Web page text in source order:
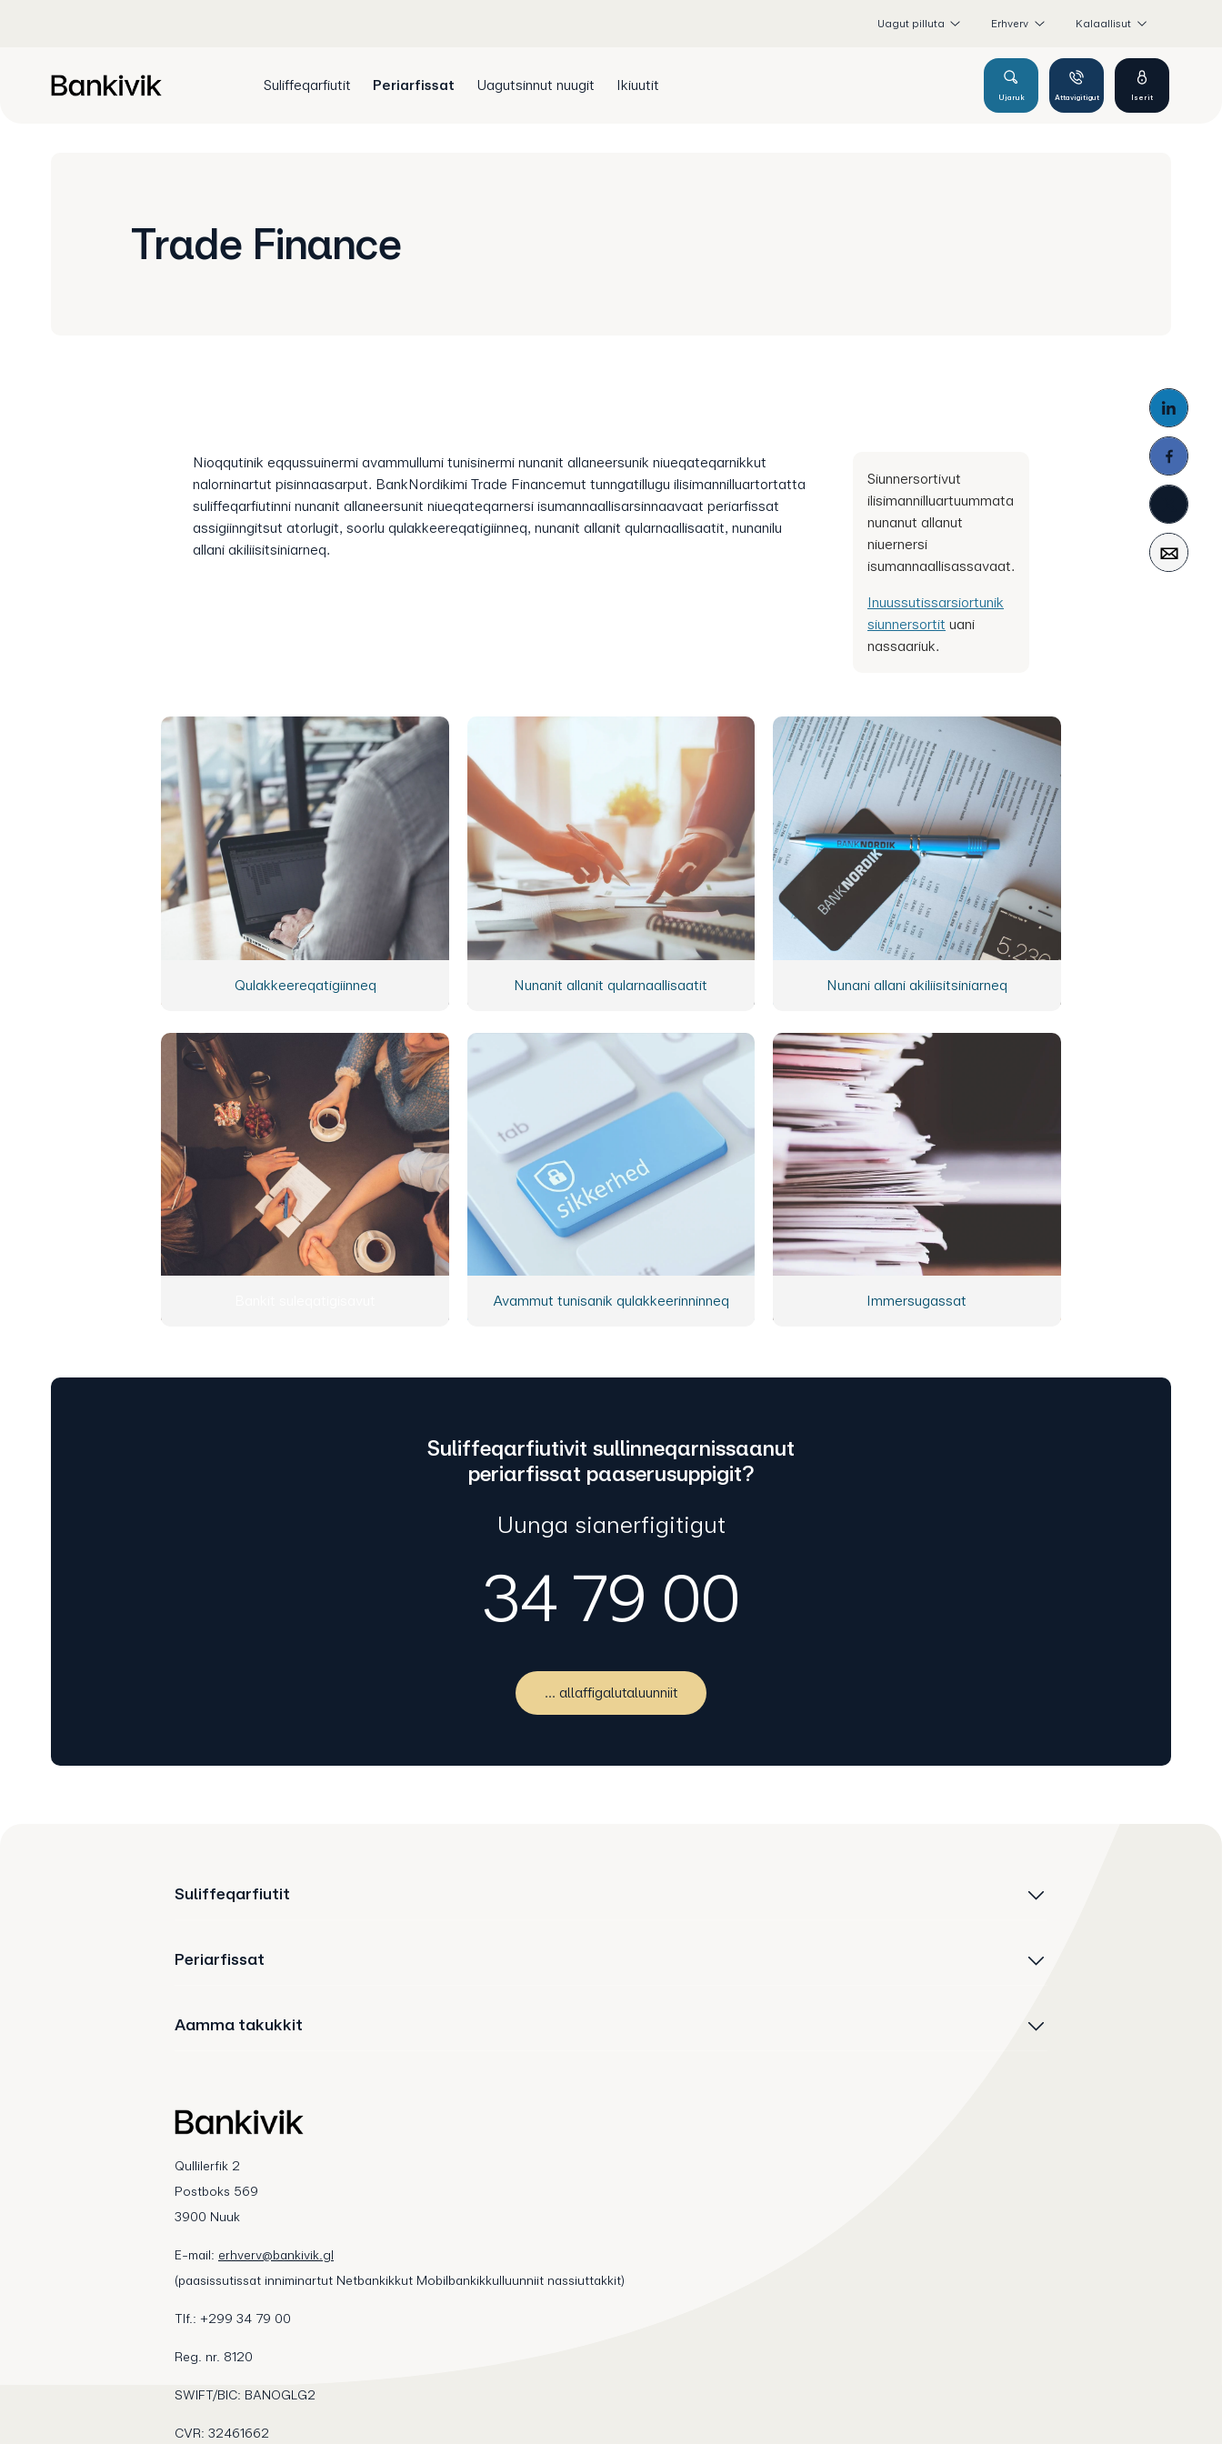
Uagut pilluta Erhverv Kalaallisut
Suliffeqarfiutit Periarfissat Uagutsinnut nuugit Ikiuutit
Ujaruk Attavigitigut Iserit
Trade Finance
Nioqqutinik eqqussuinermi avammullumi tunisinermi nunanit allaneersunik niueqateqarnikkut
nalorninartut pisinnaasarput. BankNordikimi Trade Financemut tunngatillugu ilisimannilluartortatta
suliffeqarfiutinni nunanit allaneersunit niueqateqarnersi isumannaallisarsinnaavaat periarfissat
assigiinngitsut atorlugit, soorlu qulakkeereqatigiinneq, nunanit allanit qularnaallisaatit, nunanilu
allani akiliisitsiniarneq.
Siunnersortivut
ilisimannilluartuummata
nunanut allanut
niuernersi
isumannaallisassavaat.
Inuussutissarsiortunik
siunnersortit uani
nassaariuk.
Qulakkeereqatigiinneq Nunanit allanit qularnaallisaatit Nunani allani akiliisitsiniarneq
Avammut tunisanik qulakkeerinninneq Immersugassat
Suliffeqarfiutivit sullinneqarnissaanut
periarfissat paaserusuppigit?
Uunga sianerfigitigut
34 79 00
... allaffigalutaluunniit
Suliffeqarfiutit
Periarfissat
Aamma takukkit
Qullilerfik 2
Postboks 569
3900 Nuuk
E-mail: erhverv@bankivik.gl
(paasissutissat inniminartut Netbankikkut Mobilbankikkulluunniit nassiuttakkit)
Tlf.: +299 34 79 00
Reg. nr. 8120
SWIFT/BIC: BANOGLG2
CVR: 32461662